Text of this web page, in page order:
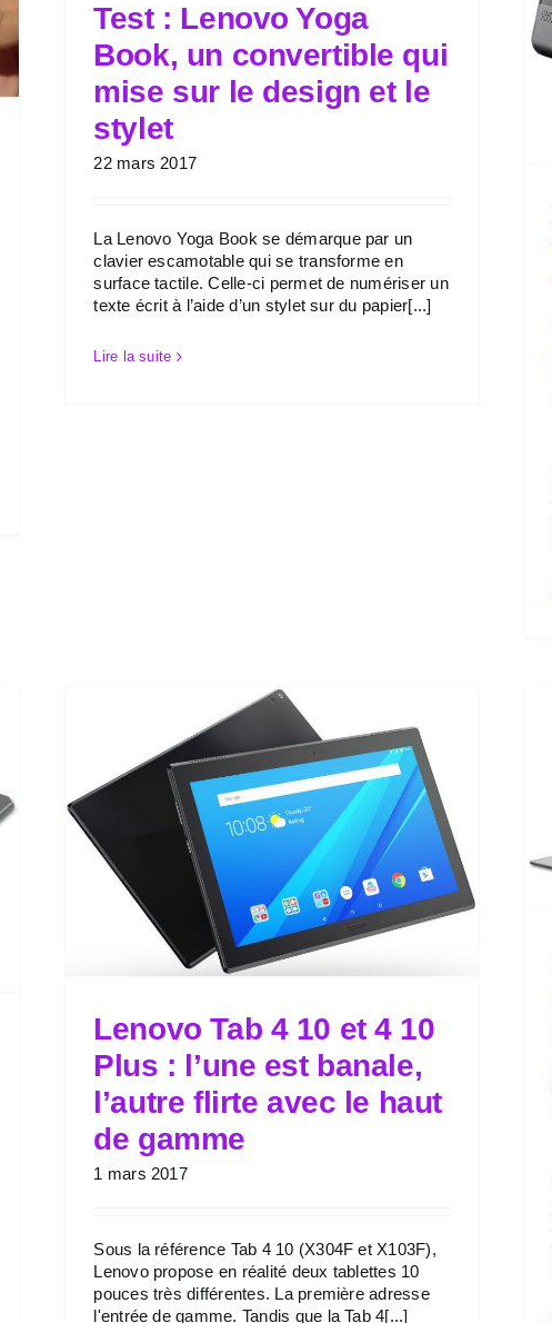
Test : Lenovo Yoga
Book, un convertible qui
mise sur le design et le
stylet
22 mars 2017
La Lenovo Yoga Book se démarque par un
clavier escamotable qui se transforme en
surface tactile. Celle-ci permet de numériser un
texte écrit à l’aide d’un stylet sur du papier[...]
Lire la suite
Lenovo Tab 4 10 et 4 10
Plus : l’une est banale,
l’autre flirte avec le haut
de gamme
1 mars 2017
Sous la référence Tab 4 10 (X304F et X103F),
Lenovo propose en réalité deux tablettes 10
pouces très différentes. La première adresse
l'entrée de gamme. Tandis que la Tab 4[...]